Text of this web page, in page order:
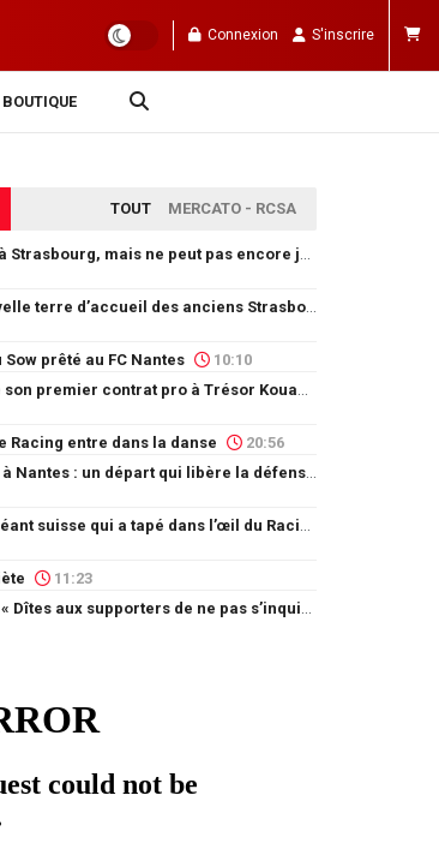
Connexion S'inscrire
BOUTIQUE
TOUT MERCATO - RCSA
prêté au FC Nantes
10:10
Racing entre dans la danse
20:56
11:23